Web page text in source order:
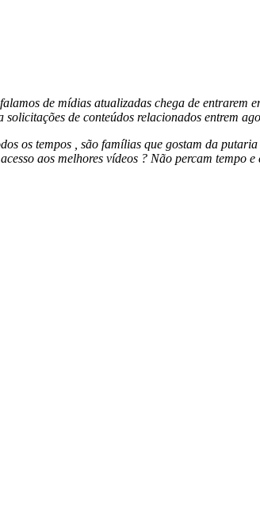
de mídias atualizadas chega de entrarem
de conteúdos relacionados entrem
os tempos , são famílias que gostam da
aos melhores vídeos ? Não percam tempo